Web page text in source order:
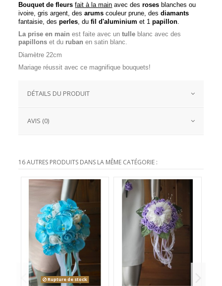
Bouquet de fleurs fait à la main avec desrosesblanches ou
ivoire, gris argent, desarumscouleur prune, desdiamants
fantaisie, desperles , dufil d'aluminium et 1papillon
La prise en mainest faite avec untulle blanc avec des
papillonset du ruban en satin blanc.
Diamètre 22cm
Mariage réussit avec ce magnifique bouquets!
DÉTAILS DU PRODUIT
AVIS (0)
16 AUTRES PRODUITS DANS LA MÊME CATÉGORIE :
Rupture de stock